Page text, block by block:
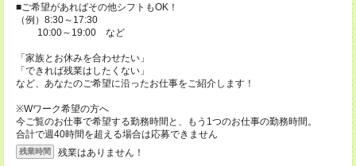
■ご希望があればその他シフトもOK！
（例）8:30～17:30
10:00～19:00 など
「家族とお休みを合わせたい」
「できれば残業はしたくない」
など、あなたのご希望に沿ったお仕事をご紹介します！
※Wワーク希望の方へ
今ご覧のお仕事で希望する勤務時間と、もう1つのお仕事の勤務時間。
合計で週40時間を超える場合は応募できません
残業時間 残業はありません！